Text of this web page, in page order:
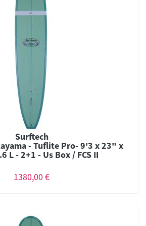
Surftech
- Tuflite Pro- 9'3 x 23" x
L - 2+1 - Us Box / FCS II
1380,00 €